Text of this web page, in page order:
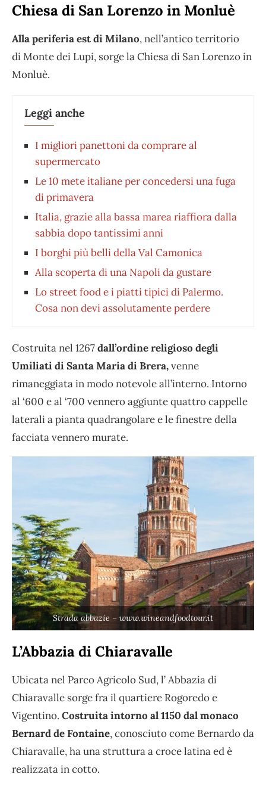
Chiesa di San Lorenzo in Monluè
Alla periferia est di Milano, nell’antico territorio
di Monte dei Lupi, sorge la Chiesa di San Lorenzo in
Monluè.
Leggi anche
I migliori panettoni da comprare al
supermercato
Le 10 mete italiane per concedersi una fuga
di primavera
Italia, grazie alla bassa marea riaffiora dalla
sabbia dopo tantissimi anni
I borghi più belli della Val Camonica
Alla scoperta di una Napoli da gustare
Lo street food e i piatti tipici di Palermo.
Cosa non devi assolutamente perdere
Costruita nel 1267dall’ordine religioso degli
Umiliati di Santa Maria di Brera,venne
rimaneggiata in modo notevole all’interno. Intorno
al ‘600 e al ‘700 vennero aggiunte quattro cappelle
laterali a pianta quadrangolare e le finestre della
facciata vennero murate.
Strada abbazie – www.wineandfoodtour.it
L’Abbazia di Chiaravalle
Ubicata nel Parco Agricolo Sud, l’ Abbazia di
Chiaravalle sorge fra il quartiere Rogoredo e
Vigentino. Costruita intorno al 1150 dal monaco
Bernard de Fontaine, conosciuto come Bernardo da
Chiaravalle, ha una struttura a croce latina ed è
realizzata in cotto.